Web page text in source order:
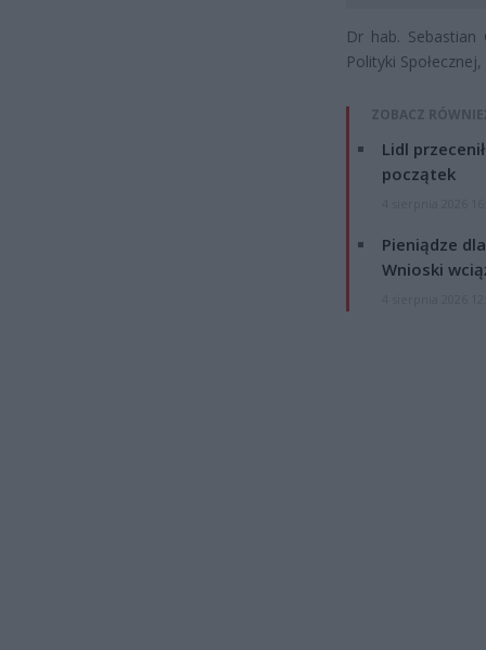
Dr hab.
Polityki
ZOBACZ
Lidl
początek
Pieniądze
Wnioski